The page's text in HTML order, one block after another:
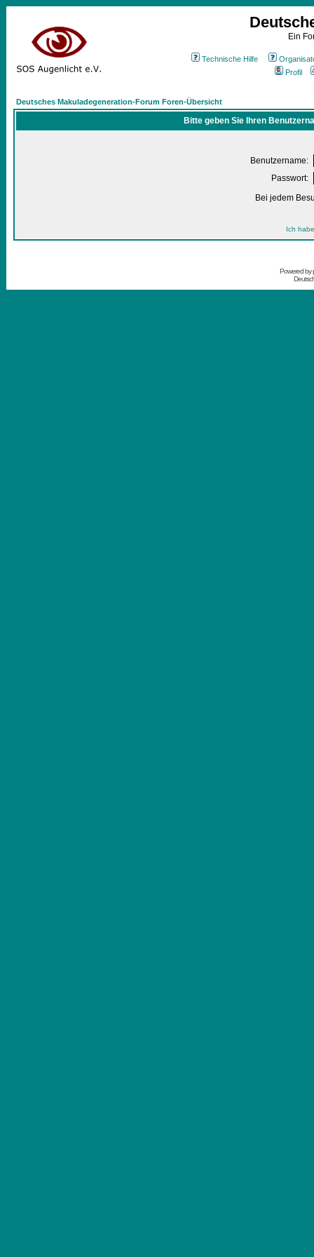
Ein
Technische Hilfe
Profil
Deutsches Makuladegeneration-Forum Foren-Übersicht
Bitte geben Sie Ihren
Benutzername:
Passwort:
Bei jedem
Ich
Powered by